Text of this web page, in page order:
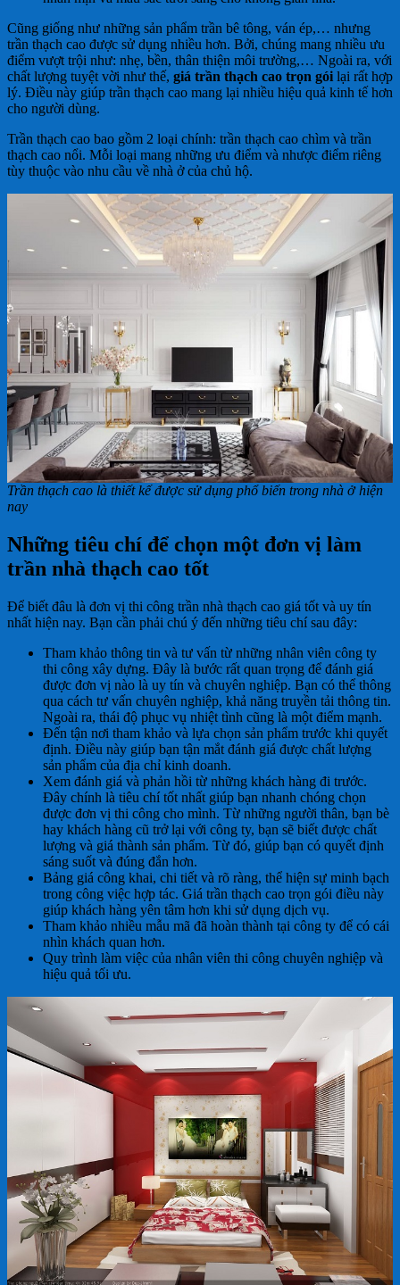
Cũng giống như những sản phẩm trần bê tông, ván ép,… nhưng
trần thạch cao được sử dụng nhiều hơn. Bởi, chúng mang nhiều ưu
điểm vượt trội như: nhẹ, bền, thân thiện môi trường,… Ngoài ra, với
chất lượng tuyệt vời như thế, giá trần thạch cao trọn gói lại rất hợp
lý. Điều này giúp trần thạch cao mang lại nhiều hiệu quả kinh tế hơn
cho người dùng.
Trần thạch cao bao gồm 2 loại chính: trần thạch cao chìm và trần
thạch cao nổi. Mỗi loại mang những ưu điểm và nhược điểm riêng
tùy thuộc vào nhu cầu về nhà ở của chủ hộ.
Trần thạch cao là thiết kế được sử dụng phổ biến trong nhà ở hiện
nay
Những tiêu chí để chọn một đơn vị làm
trần nhà thạch cao tốt
Để biết đâu là đơn vị thi công trần nhà thạch cao giá tốt và uy tín
nhất hiện nay. Bạn cần phải chú ý đến những tiêu chí sau đây:
Tham khảo thông tin và tư vấn từ những nhân viên công ty
thi công xây dựng. Đây là bước rất quan trọng để đánh giá
được đơn vị nào là uy tín và chuyên nghiệp. Bạn có thể thông
qua cách tư vấn chuyên nghiệp, khả năng truyền tải thông tin.
Ngoài ra, thái độ phục vụ nhiệt tình cũng là một điểm mạnh.
Đến tận nơi tham khảo và lựa chọn sản phẩm trước khi quyết
định. Điều này giúp bạn tận mắt đánh giá được chất lượng
sản phẩm của địa chỉ kinh doanh.
Xem đánh giá và phản hồi từ những khách hàng đi trước.
Đây chính là tiêu chí tốt nhất giúp bạn nhanh chóng chọn
được đơn vị thi công cho mình. Từ những người thân, bạn bè
hay khách hàng cũ trở lại với công ty, bạn sẽ biết được chất
lượng và giá thành sản phẩm. Từ đó, giúp bạn có quyết định
sáng suốt và đúng đắn hơn.
Bảng giá công khai, chi tiết và rõ ràng, thể hiện sự minh bạch
trong công việc hợp tác. Giá trần thạch cao trọn gói điều này
giúp khách hàng yên tâm hơn khi sử dụng dịch vụ.
Tham khảo nhiều mẫu mã đã hoàn thành tại công ty để có cái
nhìn khách quan hơn.
Quy trình làm việc của nhân viên thi công chuyên nghiệp và
hiệu quả tối ưu.